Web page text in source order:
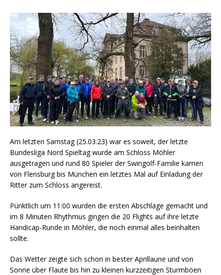
Am letzten Samstag (25.03.23) war es soweit, der letzte
Bundesliga Nord Spieltag wurde am Schloss Möhler
ausgetragen und rund 80 Spieler der Swingolf-Familie kamen
von Flensburg bis München ein letztes Mal auf Einladung der
Ritter zum Schloss angereist.
Pünktlich um 11:00 wurden die ersten Abschläge gemacht und
im 8 Minuten Rhythmus gingen die 20 Flights auf ihre letzte
Handicap-Runde in Möhler, die noch einmal alles beinhalten
sollte.
Das Wetter zeigte sich schon in bester Aprillaune und von
Sonne über Flaute bis hin zu kleinen kurzzeitigen Sturmböen